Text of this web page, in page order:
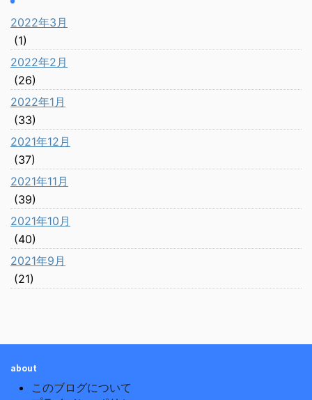
2022年3月
(1)
2022年2月
(26)
2022年1月
(33)
2021年12月
(37)
2021年11月
(39)
2021年10月
(40)
2021年9月
(21)
about
このブログについて